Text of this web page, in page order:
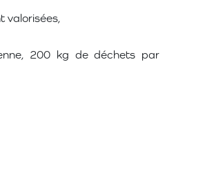
valorisées,
200 kg de déchets par